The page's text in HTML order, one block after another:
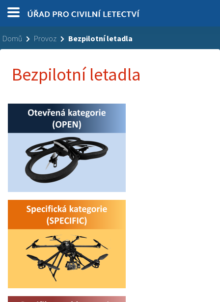
Domů Provoz Bezpilotní letadla
Bezpilotní letadla